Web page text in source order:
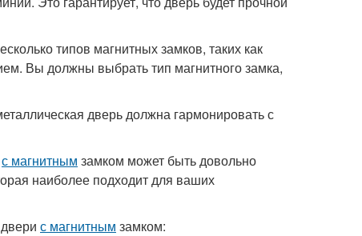
типов магнитных замков, таких как
Вы должны выбрать тип магнитного замка,
дверь должна гармонировать с
с магнитным замком может быть довольно
наиболее подходит для ваших
с магнитным замком: